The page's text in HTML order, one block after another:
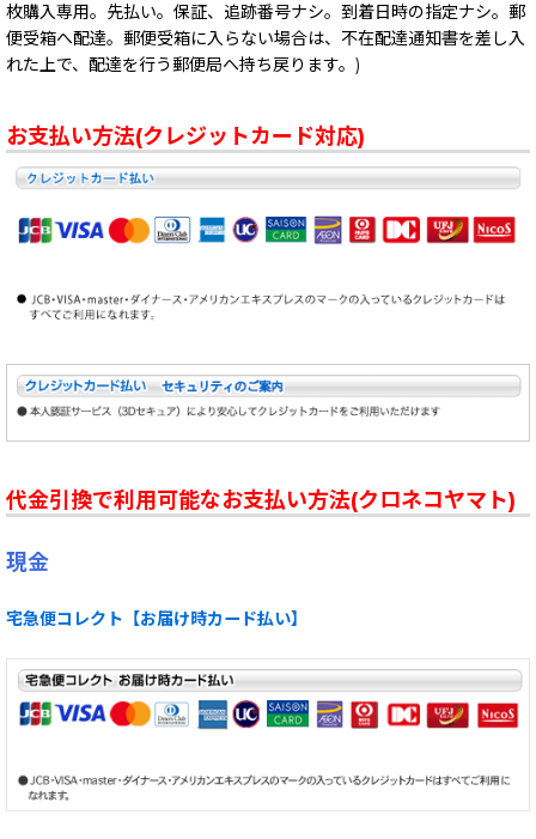
枚購入専用。先払い。保証、追跡番号ナシ。到着日時の指定ナシ。郵
便受箱へ配達。郵便受箱に入らない場合は、不在配達通知書を差し入
れた上で、配達を行う郵便局へ持ち戻ります。)
お支払い方法(クレジットカード対応)
代金引換で利用可能なお支払い方法(クロネコヤマト)
現金
宅急便コレクト【お届け時カード払い】